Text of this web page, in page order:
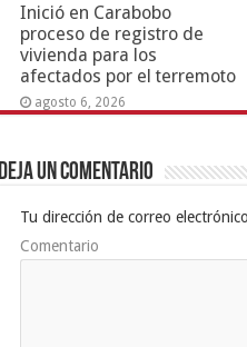
Inició en Carabobo
proceso de registro de
vivienda para los
afectados por el terremoto
agosto 6, 2026
Deja un comentario
Tu dirección de correo
Comentario